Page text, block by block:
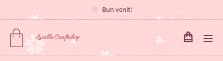
Bun venit!
LucilleCraftshop